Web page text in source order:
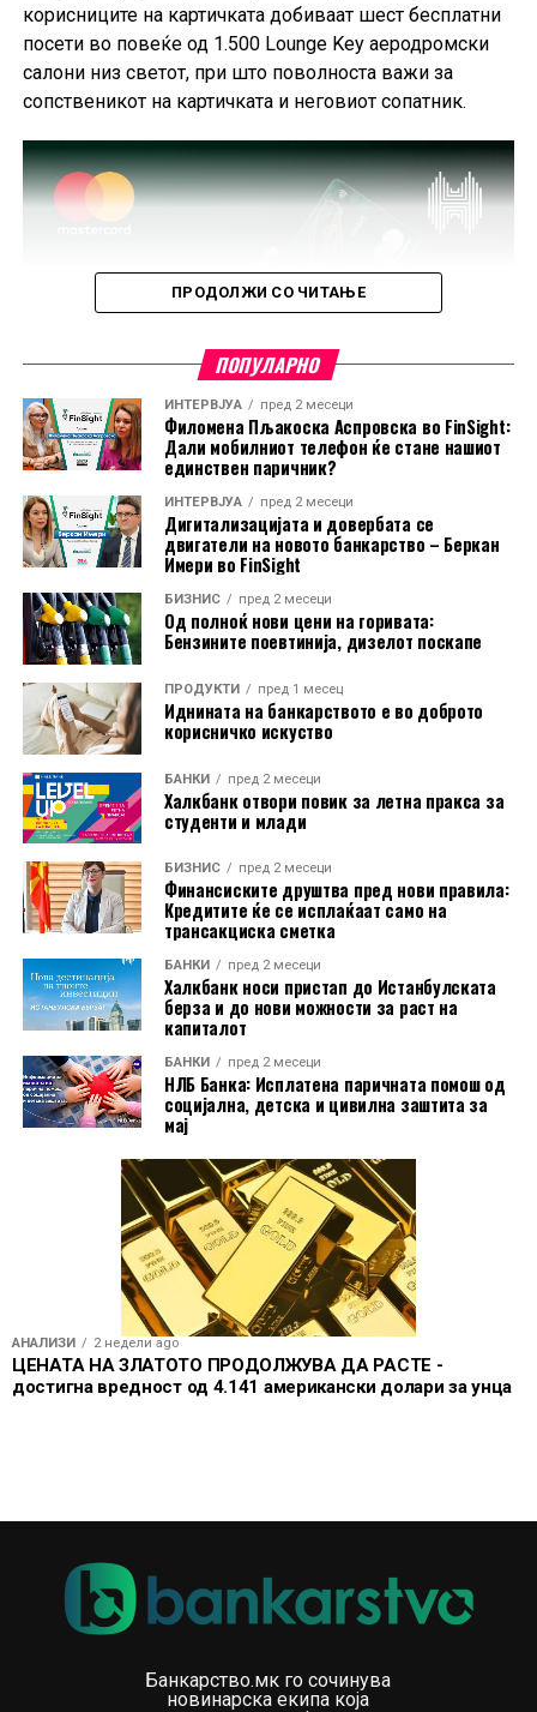
корисниците на картичката добиваат шест бесплатни
посети во повеќе од 1.500 Lounge Key аеродромски
салони низ светот, при што поволноста важи за
сопственикот на картичката и неговиот сопатник.
Во пакетот е вклучена и асистенција на пат за Европа
преку Халк Осигурување.
електронско и мобилно банкарство, бесплатно СМС
информирање, како и можност за повлекување
готовина без надомест од сите банкомати во земјата.
Со овие поволности, Mastercard World Debit е
насочена кон корисници кои бараат дополнителни
банкарско работење.
ПРОДОЛЖИ СО ЧИТАЊЕ
ПОПУЛАРНО
ИНТЕРВЈУА пред 2 месеци
Филомена Пљакоска Аспровска во FinSight:
Дали мобилниот телефон ќе стане нашиот
единствен паричник?
ИНТЕРВЈУА пред 2 месеци
Дигитализацијата и довербата се
двигатели на новото банкарство – Беркан
Имери во FinSight
БИЗНИС пред 2 месеци
Од полноќ нови цени на горивата:
Бензините поевтинија, дизелот поскапе
ПРОДУКТИ пред 1 месец
Иднината на банкарството е во доброто
корисничко искуство
БАНКИ пред 2 месеци
Халкбанк отвори повик за летна пракса за
студенти и млади
БИЗНИС пред 2 месеци
Финансиските друштва пред нови правила:
Кредитите ќе се исплаќаат само на
трансакциска сметка
БАНКИ пред 2 месеци
Халкбанк носи пристап до Истанбулската
берза и до нови можности за раст на
капиталот
БАНКИ пред 2 месеци
НЛБ Банка: Исплатена паричната помош од
социјална, детска и цивилна заштита за
мај
АНАЛИЗИ 2 недели ago
ЦЕНАТА НА ЗЛАТОТО ПРОДОЛЖУВА ДА РАСТЕ -
достигна вредност од 4.141 американски долари за унца
Банкарство.мк го сочинува
новинарска екипа која